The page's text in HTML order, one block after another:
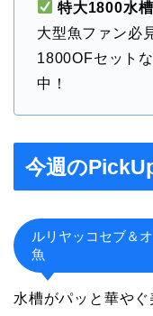
特大1800水
大型魚ファン必
1800OFセット
中！
今週の
ルリヤッコセブ＆
魚
水槽がパッと華や